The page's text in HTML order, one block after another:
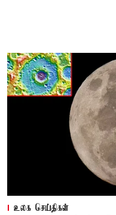
உலக செய்திகள்